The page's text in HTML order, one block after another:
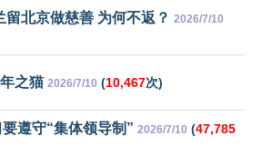
留北京做慈善 为何不返？ 2026/7/10
之猫 2026/7/10 (10,467次)
遵守“集体领导制” 2026/7/10 (47,785